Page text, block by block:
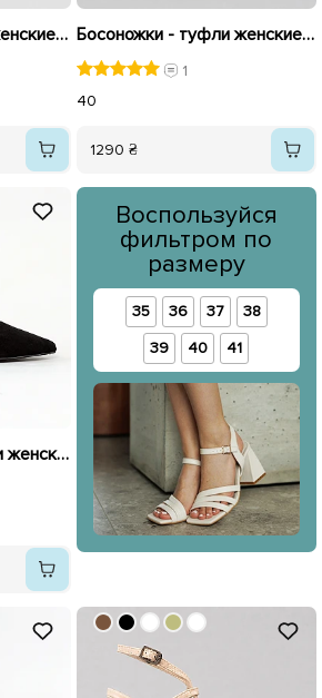
Босоножки - туфли женские 595923 Белые Босоножки - туфли женские 595924 Бежевые
1
40
1290 ₴
Босоножки слингбеки женские замшевые 595440 Черные
Воспользуйся
фильтром по
размеру
35 36 37
38
39
40 41